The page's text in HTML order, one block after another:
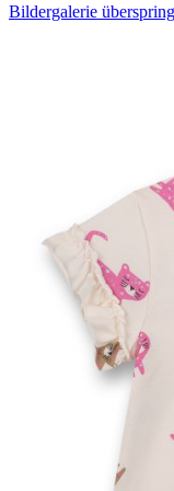
Bildergalerie